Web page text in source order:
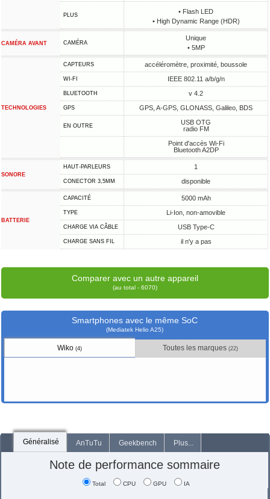
PLUS
• Flash LED
• High Dynamic Range (HDR)
CAMÉRA AVANT CAMÉRA
Unique
• 5MP
TECHNOLOGIES
CAPTEURS accéléromètre, proximité, boussole
WI-FI IEEE 802.11 a/b/g/n
BLUETOOTH v 4.2
GPS GPS, A-GPS, GLONASS, Galileo, BDS
EN OUTRE
USB OTG
radio FM
Point d'accès Wi-Fi
Bluetooth A2DP
SONORE
HAUT-PARLEURS 1
CONECTOR 3,5MM disponible
BATTERIE
CAPACITÉ 5000 mAh
TYPE Li-Ion, non-amovible
CHARGE VIA CÂBLE USB Type-C
CHARGE SANS FIL il n'y a pas
Comparer avec un autre appareil
(au total - 6070)
Smartphones avec le même SoC
(Mediatek Helio A25)
Wiko(4) Toutes les marques(22)
Généralisé AnTuTu Geekbench Plus...
Note de performance sommaire
Total CPU GPU IA